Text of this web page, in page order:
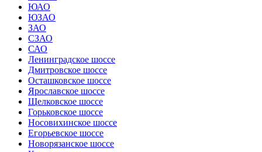
ЮАО
ЮЗАО
ЗАО
СЗАО
САО
Ленинградское шоссе
Дмитровское шоссе
Осташковское шоссе
Ярославское шоссе
Щелковское шоссе
Горьковское шоссе
Носовихинское шоссе
Егорьевское шоссе
Новорязанское шоссе